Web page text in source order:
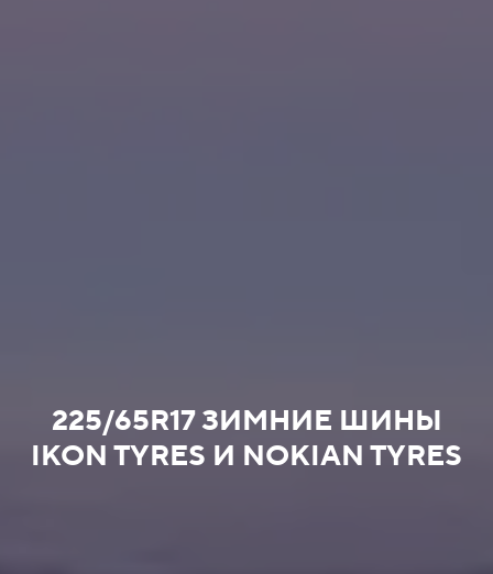
225/65R17 ЗИМНИЕ ШИНЫ
IKON TYRES И NOKIAN TYRES